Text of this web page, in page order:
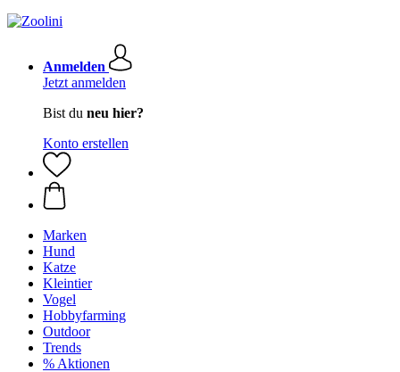
Anmelden
Jetzt anmelden
Bist du neu hier?
Konto erstellen
Marken
Hund
Katze
Kleintier
Vogel
Hobbyfarming
Outdoor
Trends
% Aktionen